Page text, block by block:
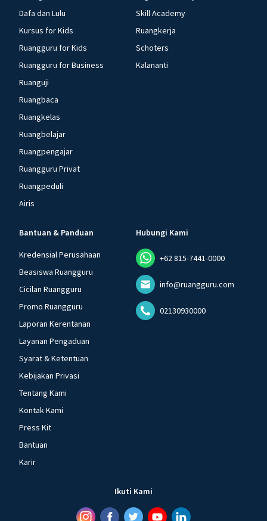
Dafa dan Lulu
Kursus for Kids
Ruangguru for Kids
Ruangguru for Business
Ruanguji
Ruangbaca
Ruangkelas
Ruangbelajar
Ruangpengajar
Ruangguru Privat
Ruangpeduli
Airis
Skill Academy
Ruangkerja
Schoters
Kalananti
Bantuan & Panduan
Kredensial Perusahaan
Beasiswa Ruangguru
Cicilan Ruangguru
Promo Ruangguru
Laporan Kerentanan
Layanan Pengaduan
Syarat & Ketentuan
Kebijakan Privasi
Tentang Kami
Kontak Kami
Press Kit
Bantuan
Karir
Hubungi Kami
+62 815-7441-0000
info@ruangguru.com
02130930000
Ikuti Kami